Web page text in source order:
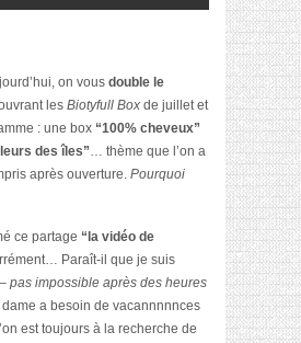
on vous double le
les Biotyfull Box de juillet et
: une box “100% cheveux”
des îles”… thème que l’on a
après ouverture. Pourquoi
ce partage “la vidéo de
Paraît-il que je suis
– pas impossible après des heures
dame a besoin de vacannnnnces
est toujours à la recherche de